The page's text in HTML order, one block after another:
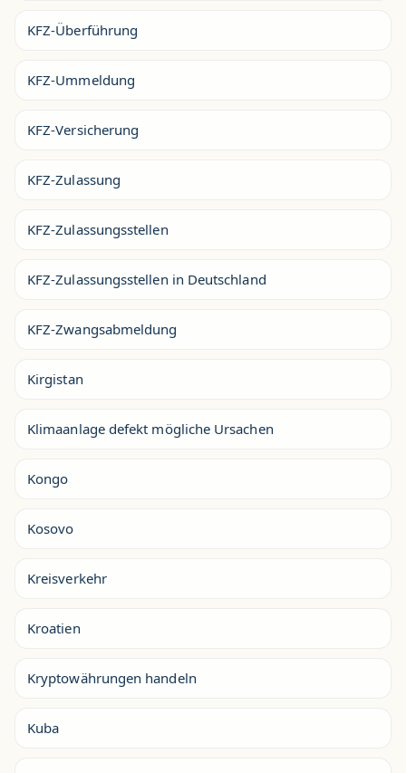
KFZ-Überführung
KFZ-Ummeldung
KFZ-Versicherung
KFZ-Zulassung
KFZ-Zulassungsstellen
KFZ-Zulassungsstellen in Deutschland
KFZ-Zwangsabmeldung
Kirgistan
Klimaanlage defekt mögliche Ursachen
Kongo
Kosovo
Kreisverkehr
Kroatien
Kryptowährungen handeln
Kuba